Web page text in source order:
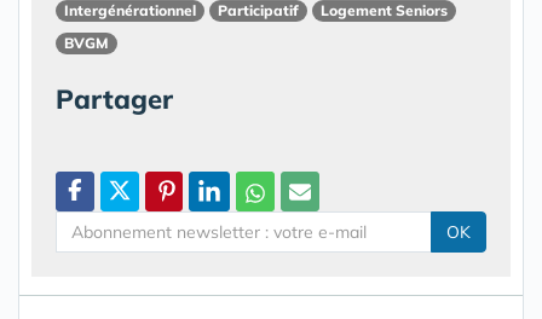
Intergénérationnel Participatif
Logement Seniors
BVGM
Partager
OK